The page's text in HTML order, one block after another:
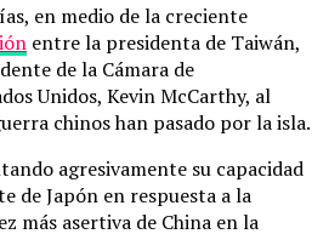
en medio de la creciente
entre la presidenta de Taiwán,
de la Cámara de
Unidos, Kevin McCarthy, al
chinos han pasado por la isla.
agresivamente su capacidad
de Japón en respuesta a la
más asertiva de China en la